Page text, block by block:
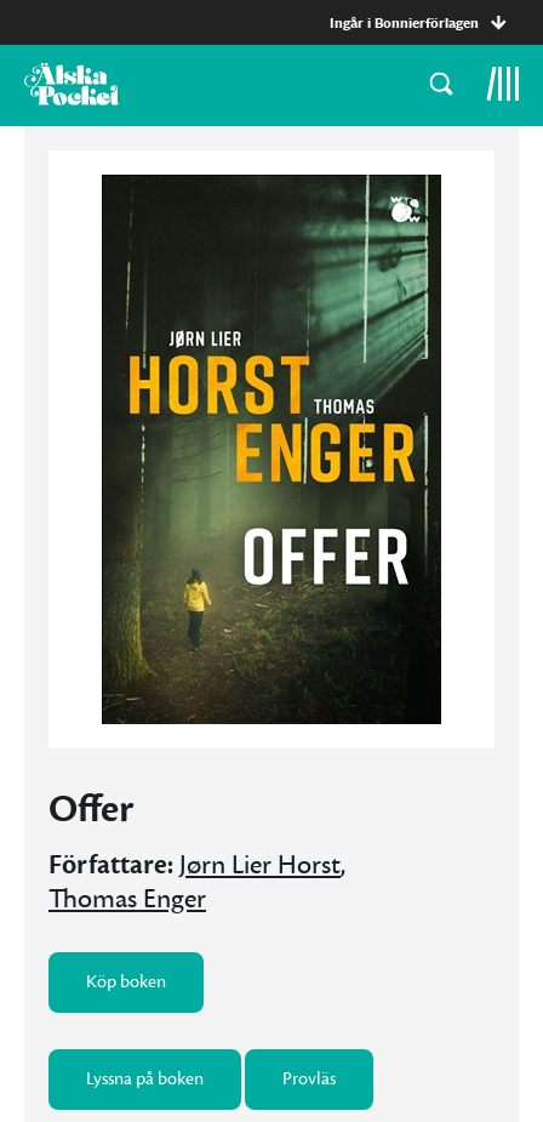
Ingår i Bonnierförlagen
Offer
Författare: Jørn Lier Horst,
Thomas Enger
Köp boken
Lyssna på boken Provläs